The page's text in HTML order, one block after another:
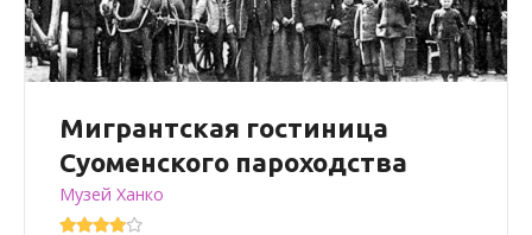
Мигрантская гостиница
Суоменского пароходства
Музей Ханко